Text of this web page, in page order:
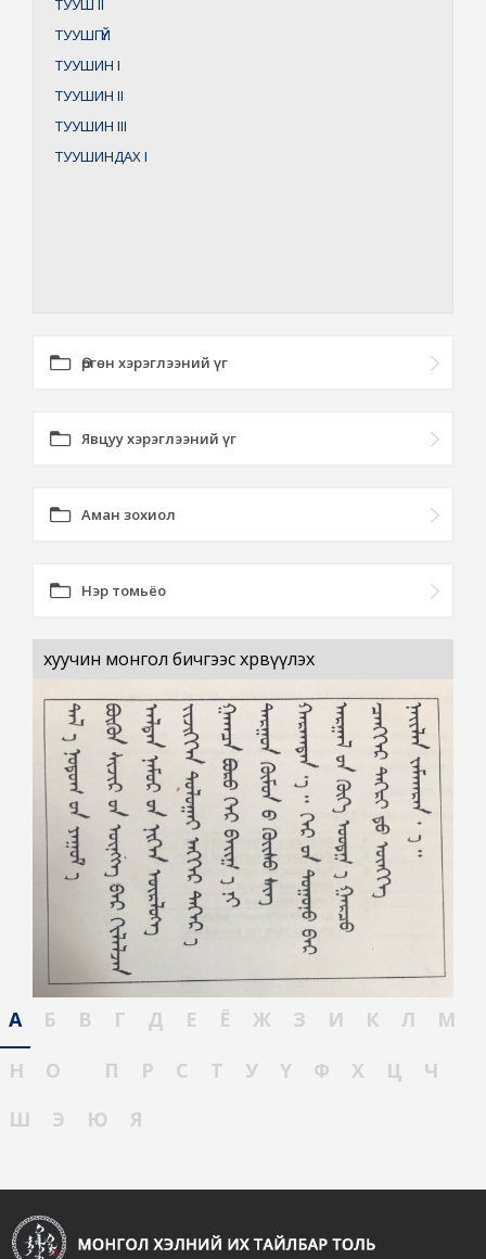
ТУУШ II
ТУУШГҮЙ
ТУУШИН I
ТУУШИН II
ТУУШИН III
ТУУШИНДАХI
Өргөн хэрэглээний үг
Явцуу хэрэглээний үг
Аман зохиол
Нэр томьёо
хуучин монгол бичгээс хөрвүүлэх
А Б В Г Д Е Ё Ж З И К Л
М
Н
О П Р С Т У Ү Ф Х Ц
Ч
Ш
Э Ю Я